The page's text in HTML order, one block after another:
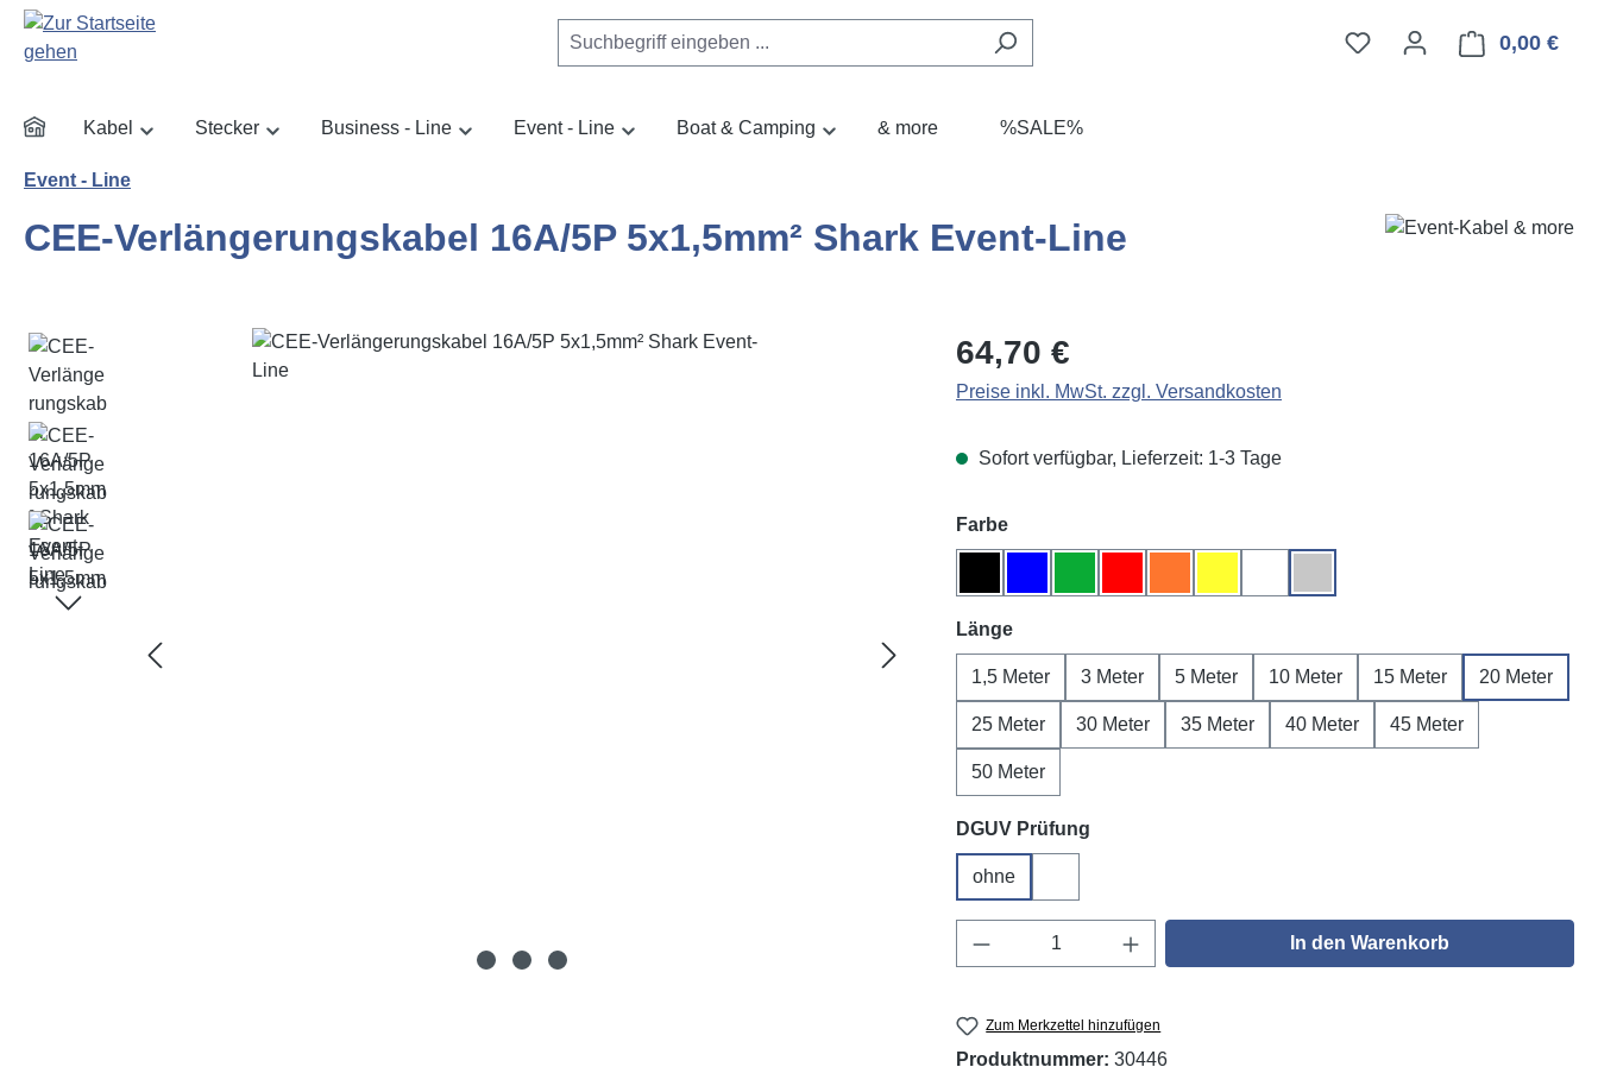
Hauptinhalt springen
Zur Suche springen
Zur Hauptnavigation springen
0,00 €
Kabel Stecker Business - Line Event - Line Boat & Camping & more %SALE%
Event - Line
CEE-Verlängerungskabel 16A/5P 5x1,5mm² Shark Event-Line
Bildergalerie überspringen Regulärer Preis:
64,70 €
Preise inkl. MwSt. zzgl. Versandkosten
Sofort verfügbar, Lieferzeit: 1-3 Tage
Farbeauswählen
Längeauswählen
1,5 Meter 3 Meter 5 Meter 10 Meter 15 Meter 20 Meter
25 Meter 30 Meter 35 Meter 40 Meter 45 Meter
50 Meter
DGUV Prüfung
ohne
Produkt Anzahl: Gib den gewünschten Wert ein
In den Warenkorb
Zum Merkzettel hinzufügen
Produktnummer: 30446